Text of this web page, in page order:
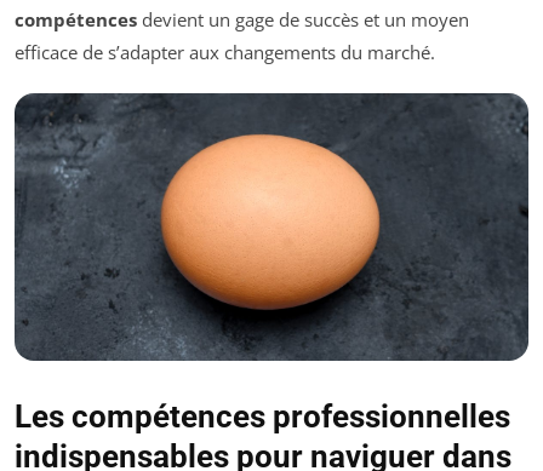
compétences devient un gage de succès et un moyen
efficace de s’adapter aux changements du marché.
Les compétences professionnelles
indispensables pour naviguer dans